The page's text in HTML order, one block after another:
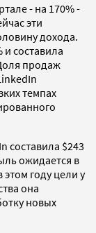
- на 170% -
эти
дохода.
составила
продаж
темпах
составила $243
ожидается в
году цели у
она
новых